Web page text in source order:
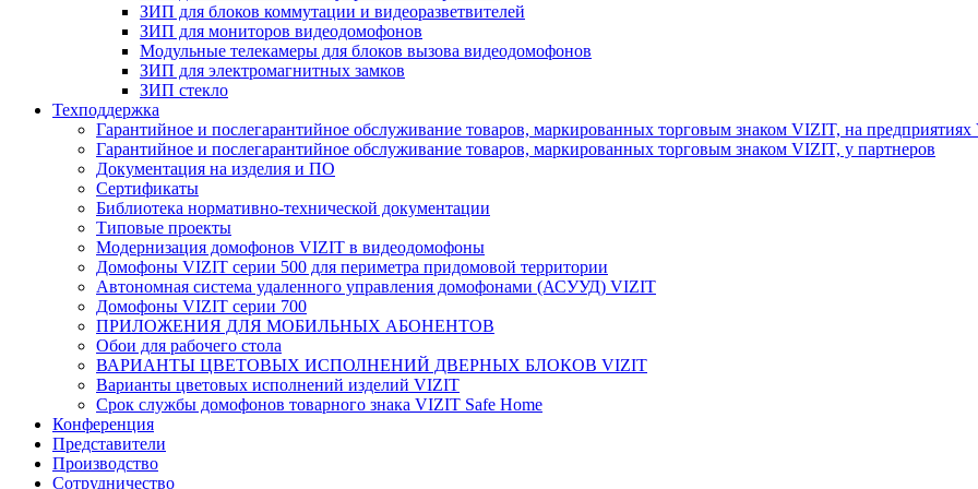
ЗИП для блоков коммутации и видеоразветвителей
ЗИП для мониторов видеодомофонов
Модульные телекамеры для блоков вызова видеодомофонов
ЗИП для электромагнитных замков
ЗИП стекло
Техподдержка
Гарантийное и послегарантийное обслуживание товаров, маркированных торговым знаком VIZIT, на
Гарантийное и послегарантийное обслуживание товаров, маркированных торговым знаком VIZIT, у партнеров
Документация на изделия и ПО
Сертификаты
Библиотека нормативно-технической документации
Типовые проекты
Модернизация домофонов VIZIT в видеодомофоны
Домофоны VIZIT серии 500 для периметра придомовой территории
Автономная система удаленного управления домофонами (АСУУД) VIZIT
Домофоны VIZIT серии 700
ПРИЛОЖЕНИЯ ДЛЯ МОБИЛЬНЫХ АБОНЕНТОВ
Обои для рабочего стола
ВАРИАНТЫ ЦВЕТОВЫХ ИСПОЛНЕНИЙ ДВЕРНЫХ БЛОКОВ VIZIT
Варианты цветовых исполнений изделий VIZIT
Срок службы домофонов товарного знака VIZIT Safe Home
Конференция
Представители
Производство
Сотрудничество